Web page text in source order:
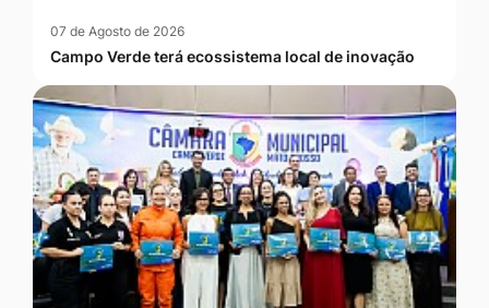
07 de Agosto de 2026
Campo Verde terá ecossistema local de inovação